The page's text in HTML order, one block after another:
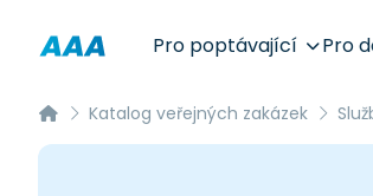
Pro poptávající Pro
Katalog veřejných zakázek